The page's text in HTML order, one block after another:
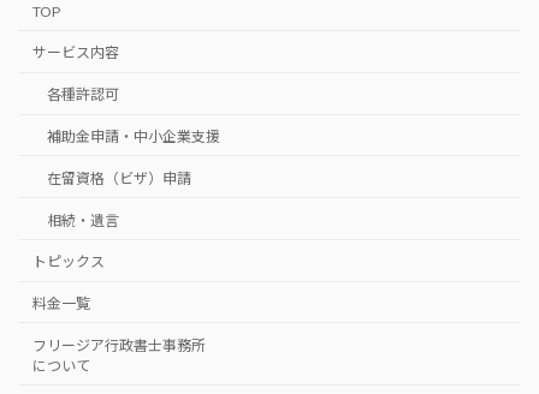
TOP
サービス内容
各種許認可
補助金申請・中小企業支援
在留資格（ビザ）申請
相続・遺言
トピックス
料金一覧
フリージア行政書士事務所
について